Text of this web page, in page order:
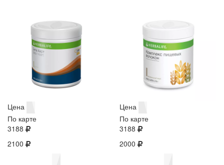
Цена
По карте
3188
2100
Цена
По карте
3188
2000